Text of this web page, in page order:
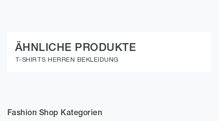
ÄHNLICHE PRODUKTE
T-SHIRTS HERREN BEKLEIDUNG
Fashion Shop Kategorien